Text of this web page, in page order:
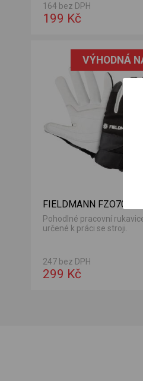
164 bez DPH
199 Kč
VÝHODNÁ
FIELDMANN FZO7010
Pohodlné pracovní
určené k práci se stroji.
247 bez DPH
299 Kč